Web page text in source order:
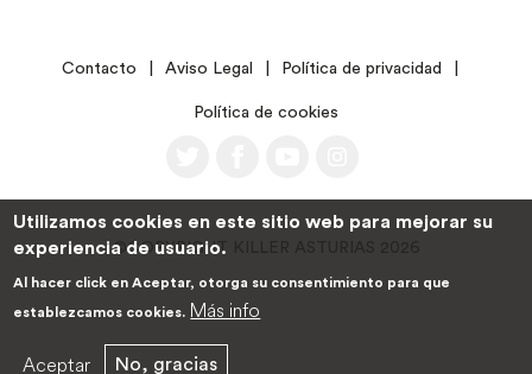
LEGALContacto Aviso Legal Política de privacidad
Política de cookies
©COPYRIGHT KILLER ASTURIAS 2026
Utilizamos cookies en este sitio web para mejorar su
experiencia de usuario.
Al hacer click en Aceptar, otorga su consentimiento para que
establezcamos cookies. Más info
Aceptar No, gracias